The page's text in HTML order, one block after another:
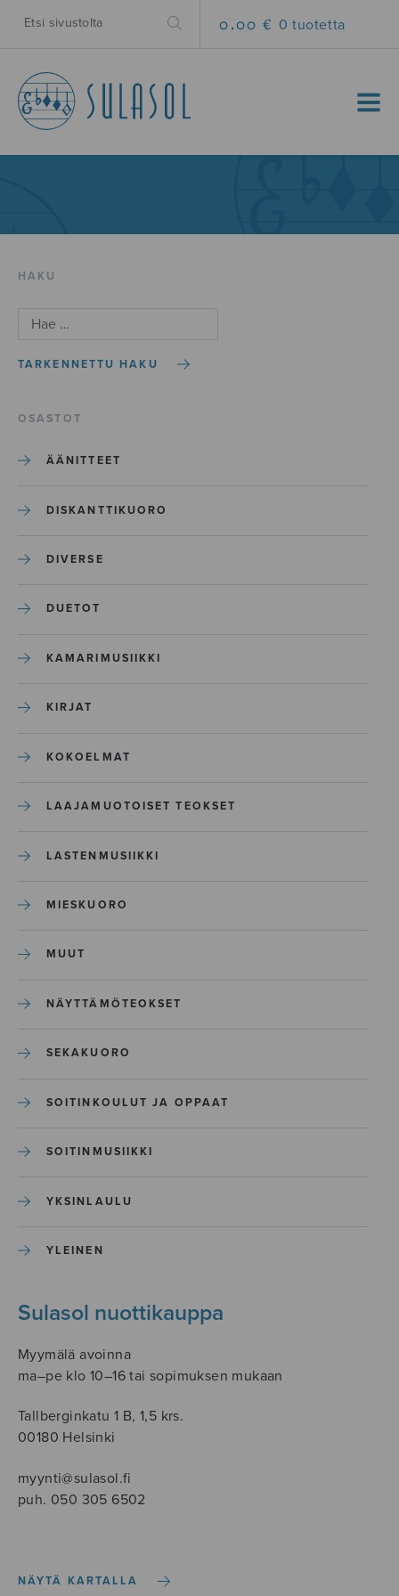
0.00 € 0 tuotetta
MENU
HAKU
TARKENNETTU HAKU
OSASTOT
ÄÄNITTEET
DISKANTTIKUORO
DIVERSE
DUETOT
KAMARIMUSIIKKI
KIRJAT
KOKOELMAT
LAAJAMUOTOISET TEOKSET
LASTENMUSIIKKI
MIESKUORO
MUUT
NÄYTTÄMÖTEOKSET
SEKAKUORO
SOITINKOULUT JA OPPAAT
SOITINMUSIIKKI
YKSINLAULU
YLEINEN
Sulasol nuottikauppa
Myymälä avoinna
ma–pe klo 10–16 tai sopimuksen mukaan
Tallberginkatu 1 B, 1,5 krs.
00180 Helsinki
myynti@sulasol.fi
puh. 050 305 6502
NÄYTÄ KARTALLA